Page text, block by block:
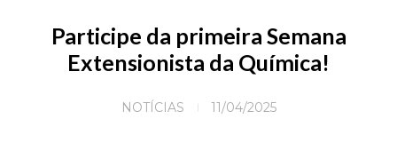
Participe da primeira Semana
Extensionista da Química!
11/04/2025
NOTÍCIAS